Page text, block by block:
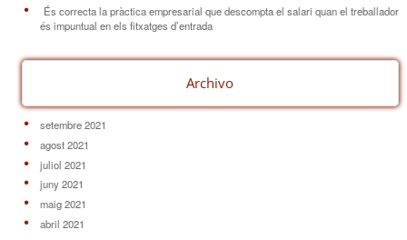
És correcta la pràctica empresarial que descompta el salari quan el treballador
és impuntual en els fitxatges d’entrada
Archivo
setembre 2021
agost 2021
juliol 2021
juny 2021
maig 2021
abril 2021